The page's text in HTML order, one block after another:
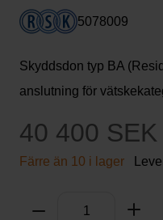
5078009
Skyddsdon typ BA
anslutning för
40 400 SEK
Färre än 10 i lager
Ta bort